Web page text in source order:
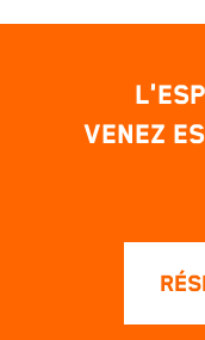
venez